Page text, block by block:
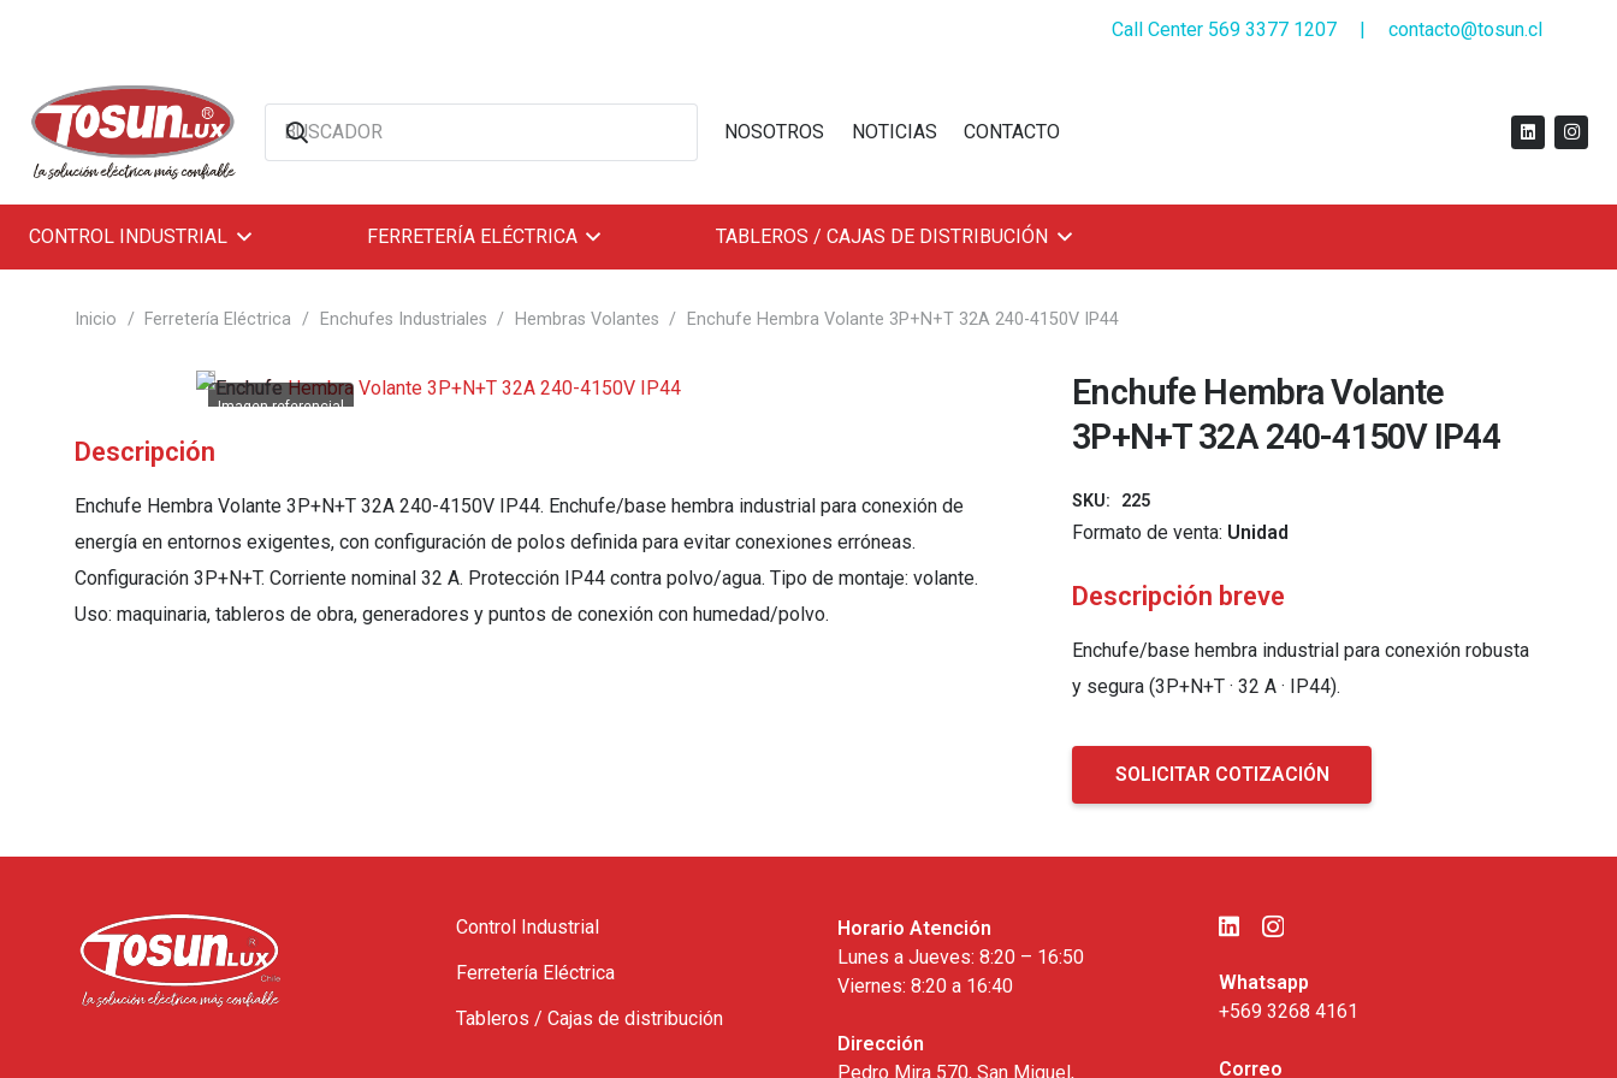
Call Center 569 3377 1207 | contacto@tosun.cl
NOSOTROS NOTICIAS CONTACTO
CONTROL INDUSTRIAL FERRETERÍA ELÉCTRICA TABLEROS / CAJAS DE DISTRIBUCIÓN
Inicio / Ferretería Eléctrica / Enchufes Industriales / Hembras Volantes / Enchufe Hembra Volante 3P+N+T 32A 240-4150V IP44
Descripción
Enchufe Hembra Volante 3P+N+T 32A 240-4150V IP44. Enchufe/base hembra industrial para conexión de
energía en entornos exigentes, con configuración de polos definida para evitar conexiones erróneas.
Configuración 3P+N+T. Corriente nominal 32 A. Protección IP44 contra polvo/agua. Tipo de montaje: volante.
Uso: maquinaria, tableros de obra, generadores y puntos de conexión con humedad/polvo.
Enchufe Hembra Volante
3P+N+T 32A 240-4150V IP44
SKU: 225
Formato de venta: Unidad
Descripción breve
Enchufe/base hembra industrial para conexión robusta
y segura (3P+N+T · 32 A · IP44).
SOLICITAR COTIZACIÓN
Control Industrial
Ferretería Eléctrica
Tableros / Cajas de distribución
Horario Atención
Lunes a Jueves: 8:20 – 16:50
Viernes: 8:20 a 16:40
Dirección
Pedro Mira 570, San Miguel,
Whatsapp
+569 3268 4161
Correo